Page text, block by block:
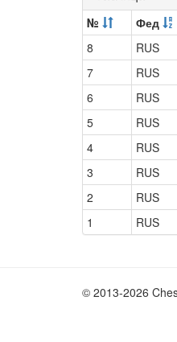
№ Фед
8
RUS
7
RUS
6
RUS
5
RUS
4
RUS
3
RUS
2
RUS
1
RUS
© 2013-2026